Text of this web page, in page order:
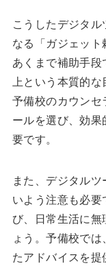
こうしたデジタ
なる「ガジェッ
あくまで補助手
上という本質的な
予備校のカウン
ールを選び、効
要です。
また、デジタル
いよう注意も必
び、日常生活に
ょう。予備校で
たアドバイスを